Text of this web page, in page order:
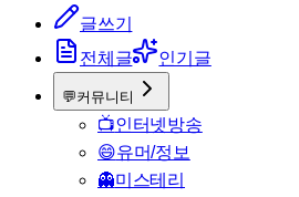
글쓰기
전체글
인기글
💬커뮤니티
📺인터넷방송
😄유머/정보
👻미스테리